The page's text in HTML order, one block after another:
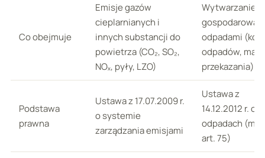
Co obejmuje
Emisje gazów
cieplarnianych i
innych substancji do
powietrza (CO₂, SO₂,
NOₓ, pyły, LZO)
Wytwarzanie i
odpadami
odpadów,
przekazania)
Podstawa
prawna
Ustawa z 17.07.2009 r.
o systemie
zarządzania emisjami
Ustawa z
14.12.2012 r. o
odpadach
art. 75)